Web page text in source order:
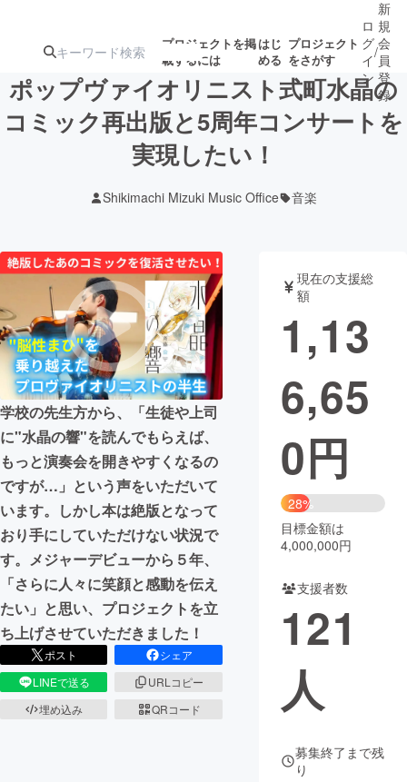
プロジェクトを掲
載するには
はじ
める
プロジェクト
をさがす
注目の新着プロ募集終了が近いプ
テクノロジー・ガジェット
映像・映画 書籍・雑誌
ビジネス・起業 チャレンジ
まちづくり・地域活性化
CAMPFIRE for Social Good
CAMPFIRE Creation
CAMPFIREふるさと納税
コミュニティ
ロ
グ
イ
ン
/
新
規
会
員
登
録
ポップヴァイオリニスト式町水晶の
コミック再出版と5周年コンサートを
実現したい！
Shikimachi Mizuki Music Office 音楽
学校の先生方から、「生徒や上司
に"水晶の響"を読んでもらえば、
もっと演奏会を開きやすくなるの
ですが…」という声をいただいて
います。しかし本は絶版となって
おり手にしていただけない状況で
す。メジャーデビューから５年、
「さらに人々に笑顔と感動を伝え
たい」と思い、プロジェクトを立
ち上げさせていただきました！
ポスト
シェア
LINEで送る
URLコピー
埋め込み
QRコード
現在の支援総
額
1,13
6,65
0円
28%
目標金額は
4,000,000円
支援者数
121
人
募集終了まで残
り